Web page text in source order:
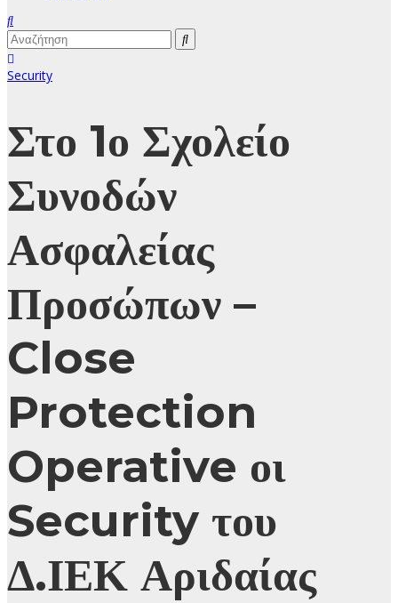
Security
Στο 1ο Σχολείο
Συνοδών
Ασφαλείας
Προσώπων –
Close
Protection
Operative οι
Security του
Δ.ΙΕΚ Αριδαίας